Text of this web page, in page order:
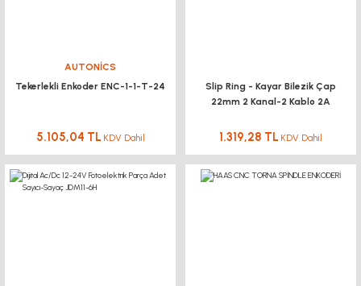
AUTONİCS
Tekerlekli Enkoder ENC-1-1-T-24
5.105,04 TL KDV Dahil
Slip Ring - Kayar Bilezik Çap
22mm 2 Kanal-2 Kablo 2A
1.319,28 TL KDV Dahil